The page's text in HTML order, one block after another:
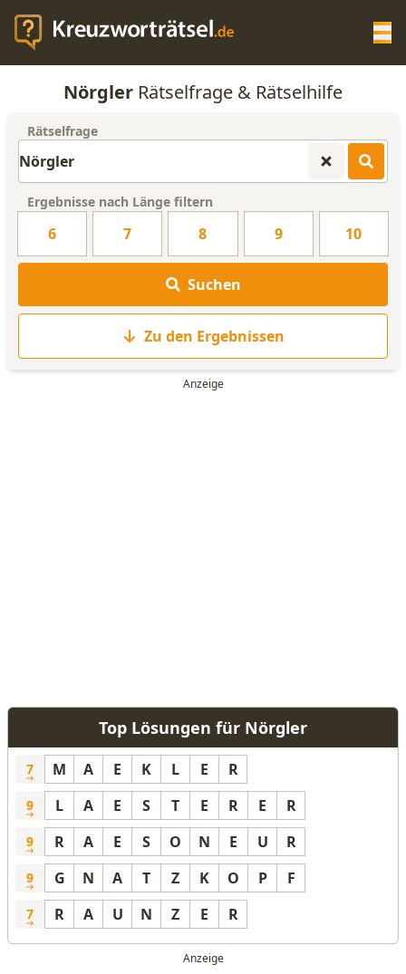
KREUZWORTRÄTSEL-HILFE
WORTLISTE
Nörgler Rätselfrage & Rätselhilfe
Rätselfrage
Ergebnisse nach Länge filtern
6 7 8 9 10
Suchen
Zu den Ergebnissen
Top Lösungen für Nörgler
7 M A E K L E R
9 L A E S T E R E R
9 R A E S O N E U R
9 G N A T Z K O P F
7 R A U N Z E R